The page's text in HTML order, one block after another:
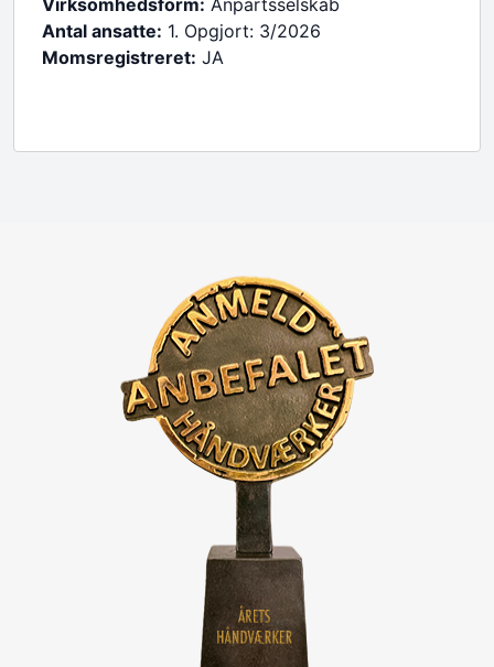
Antal ansatte: 1. Opgjort: 3/2026
Momsregistreret: JA